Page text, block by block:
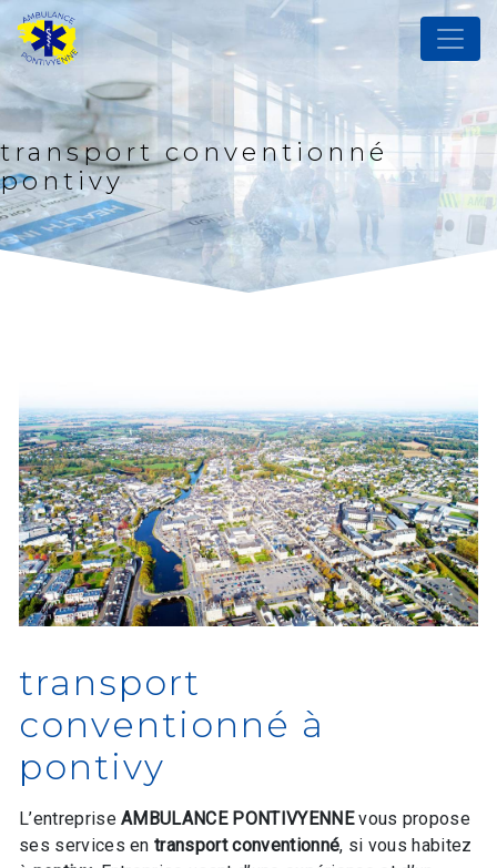
Panneau de gestion des cookies
transport conventionné
pontivy
transport
conventionné à
pontivy
L’entrepriseAMBULANCE PONTIVYENNEvous propose
ses services entransport conventionné, si vous habitez